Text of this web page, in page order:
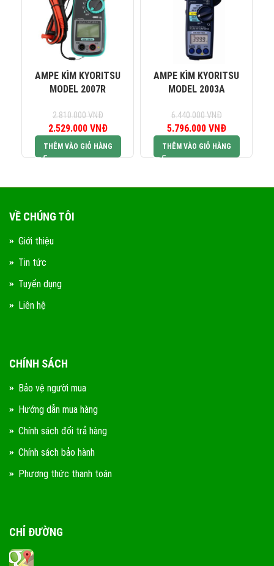
AMPE KÌM KYORITSU
MODEL 2007R
2.810.000VNĐ
Giá gốc là:
2.810.000 VNĐ.
2.529.000 VNĐ
2.529.000 VNĐ.
THÊM VÀO GIỎ HÀNG
AMPE KÌM KYORITSU
MODEL 2003A
6.440.000VNĐ
Giá gốc là:
6.440.000 VNĐ.
5.796.000 VNĐ
5.796.000
THÊM VÀO GIỎ HÀNG
VỀ CHÚNG TÔI
Giới thiệu
Tin tức
Tuyển dụng
Liên hệ
CHÍNH SÁCH
Bảo vệ người mua
Hướng dẫn mua hàng
Chính sách đổi trả hàng
Chính sách bảo hành
Phương thức thanh toán
CHỈ ĐƯỜNG
KINH DOANH 2: 0965 101 613
KINH DOANH 3: 0824 927 568